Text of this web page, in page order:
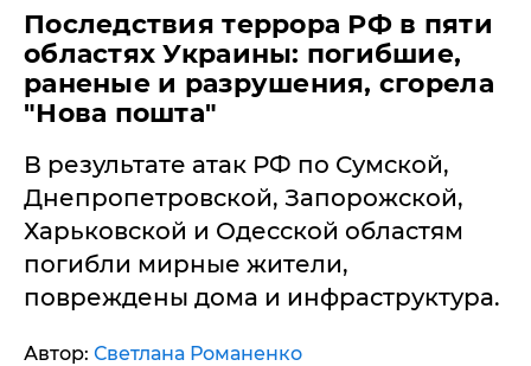
Последствия террора РФ в пяти
областях Украины: погибшие,
раненые и разрушения, сгорела
"Нова пошта"
В результате атак РФ по Сумской,
Днепропетровской, Запорожской,
Харьковской и Одесской областям
погибли мирные жители,
повреждены дома и инфраструктура.
Автор: Светлана Романенко